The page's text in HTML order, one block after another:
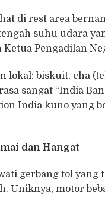
di rest area
suhu udara
Pengadilan
lokal: biskuit, cha
sangat “India
India kuno yang
dan Hangat
gerbang tol
Uniknya, motor